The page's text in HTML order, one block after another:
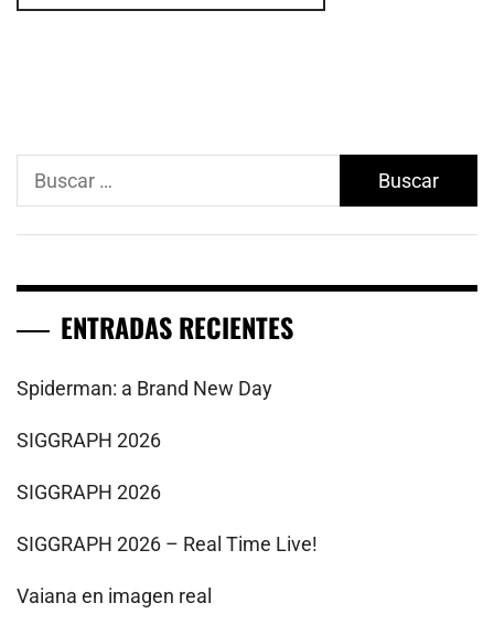
Buscar:
ENTRADAS RECIENTES
Spiderman: a Brand New Day
SIGGRAPH 2026
SIGGRAPH 2026
SIGGRAPH 2026 – Real Time Live!
Vaiana en imagen real